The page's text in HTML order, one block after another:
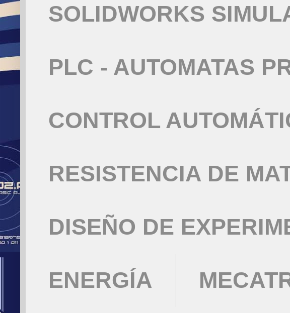
SOLIDWORKS
PLC - AUTOMATAS
CONTROL
RESISTENCIA DE
DISEÑO DE
ENERGÍA